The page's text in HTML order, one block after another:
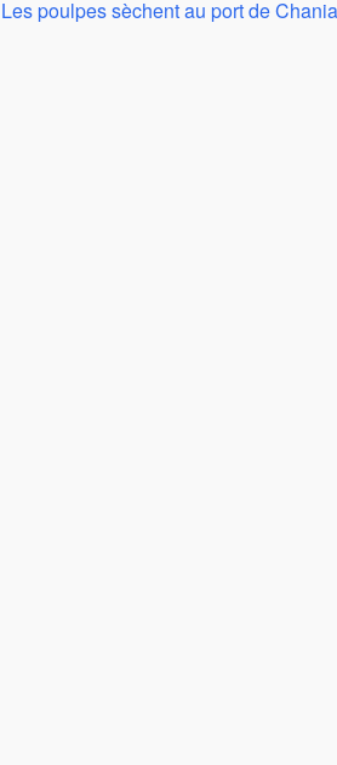
Les poulpes sèchent au port de